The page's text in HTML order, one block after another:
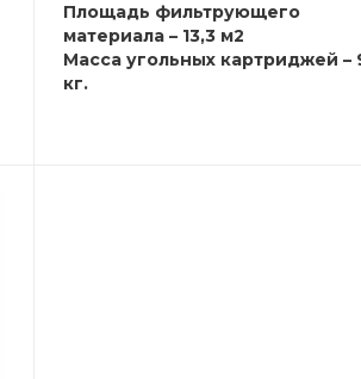
Площадь фильтрующего
материала – 13,3 м2
Масса угольных картриджей –
кг.